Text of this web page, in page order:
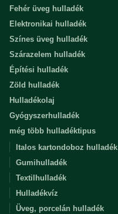
Fehér üveg hulladék
Elektronikai hulladék
Színes üveg hulladék
Szárazelem hulladék
Építési hulladék
Zöld hulladék
Hulladékolaj
Gyógyszerhulladék
még több hulladéktipus
Italos kartondoboz hulladék
Gumihulladék
Textilhulladék
Hulladékvíz
Üveg, porcelán hulladék